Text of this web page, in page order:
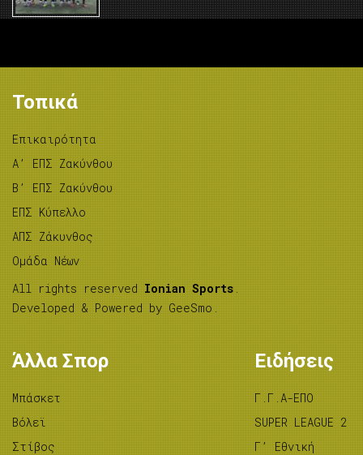
Τοπικά
Επικαιρότητα
A’ ΕΠΣ Ζακύνθου
B’ ΕΠΣ Ζακύνθου
ΕΠΣ Κύπελλο
ΑΠΣ Ζάκυνθος
Ομάδα Νέων
All rights reserved Ionian Sports
Developed & Powered by GeeSmo
Άλλα Σπορ
Μπάσκετ
Βόλεϊ
Στίβος
Ειδήσεις
Γ.Γ.Α-ΕΠΟ
SUPER LEAGUE 2
Γ’ Εθνική